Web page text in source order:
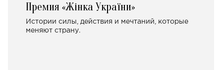
Премия «Жінка України»
Истории силы, действия и мечтаний, которые
меняют страну.